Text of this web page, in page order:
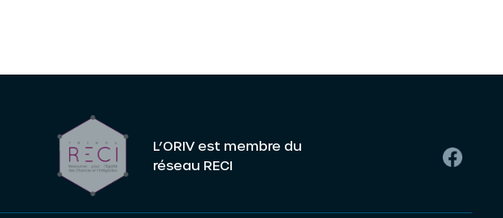
L’ORIV est membre du
réseau RECI